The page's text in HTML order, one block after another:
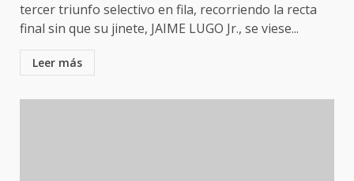
tercer triunfo selectivo en fila, recorriendo la recta
final sin que su jinete, JAIME LUGO Jr., se viese...
Leer más